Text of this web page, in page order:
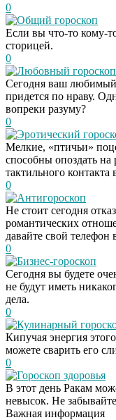
0
Общий гороскоп
Если вы что-то кому-
сторицей.
0
Любовный гороскоп
Сегодня ваш любимый
придется по нраву.
вопреки разуму?
0
Эротический
Мелкие, «птичьи»
способны опоздать на
тактильного
0
Антигороскоп
Не стоит сегодня
романтических
давайте свой
0
Бизнес-гороскоп
Сегодня вы будете
не будут иметь
дела.
0
Кулинарный
Кипучая энергия
можете сварить его
0
Гороскоп здоровья
В этот день Ракам
невысок. Не
Важная информация